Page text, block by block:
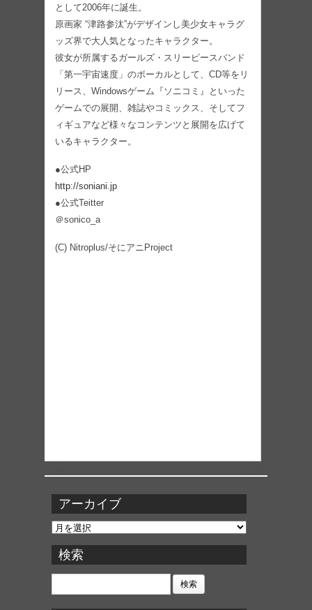
として2006年に誕生。
原画家 “津路参汰”がデザインし美少女キャラグ
ッズ界で大人気となったキャラクター。
彼女が所属するガールズ・スリーピースバンド
「第一宇宙速度」のボーカルとして、CD等をリ
リース、Windowsゲーム『ソニコミ』といった
ゲームでの展開、雑誌やコミックス、そしてフ
ィギュアなど様々なコンテンツと展開を広げて
いるキャラクター。
●公式HP
http://soniani.jp
●公式Teitter
＠sonico_a
(C) Nitroplus/そにアニProject
アーカイブ
ア
カ
イ
ブ
検索
検